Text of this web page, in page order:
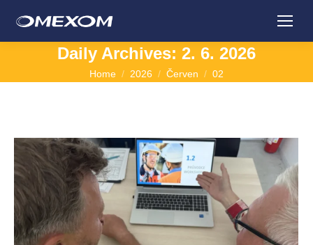
Daily Archives: 2. 6. 2026
You are here:
Home 2026 Červen 02